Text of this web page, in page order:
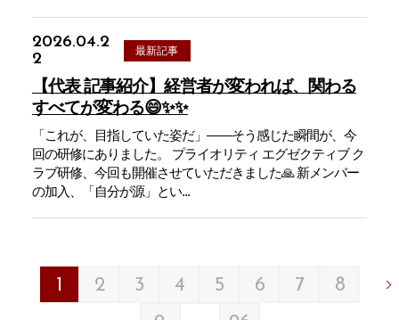
2026.04.2
2
最新記事
【代表 記事紹介】経営者が変われば、関わる
すべてが変わる😄✨✨
「これが、目指していた姿だ」——そう感じた瞬間が、今
回の研修にありました。 プライオリティ エグゼクティブ ク
ラブ研修、今回も開催させていただきました🙏 新メンバー
の加入、「自分が源」とい...
1 2 3 4 5 6 7
8